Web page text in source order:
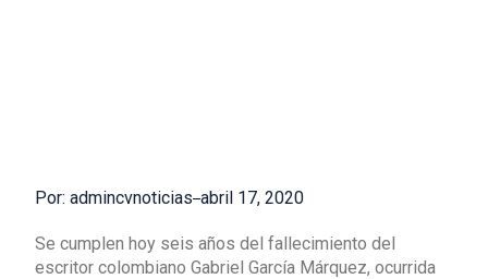
Por: admincvnoticias abril 17, 2020
Se cumplen hoy seis años del fallecimiento del
escritor colombiano Gabriel García Márquez, ocurrida